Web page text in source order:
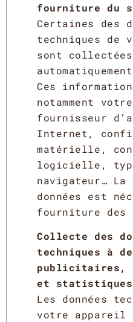
fourniture du
Certaines des
techniques de
sont collectées
Ces
notamment
fournisseur
Internet,
matérielle,
logicielle,
navigateur…
données est
fourniture des
Collecte des
techniques à
publicitaires,
et statistiques
Les données
votre appareil